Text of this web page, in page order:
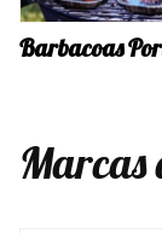
Barbacoas
Marcas